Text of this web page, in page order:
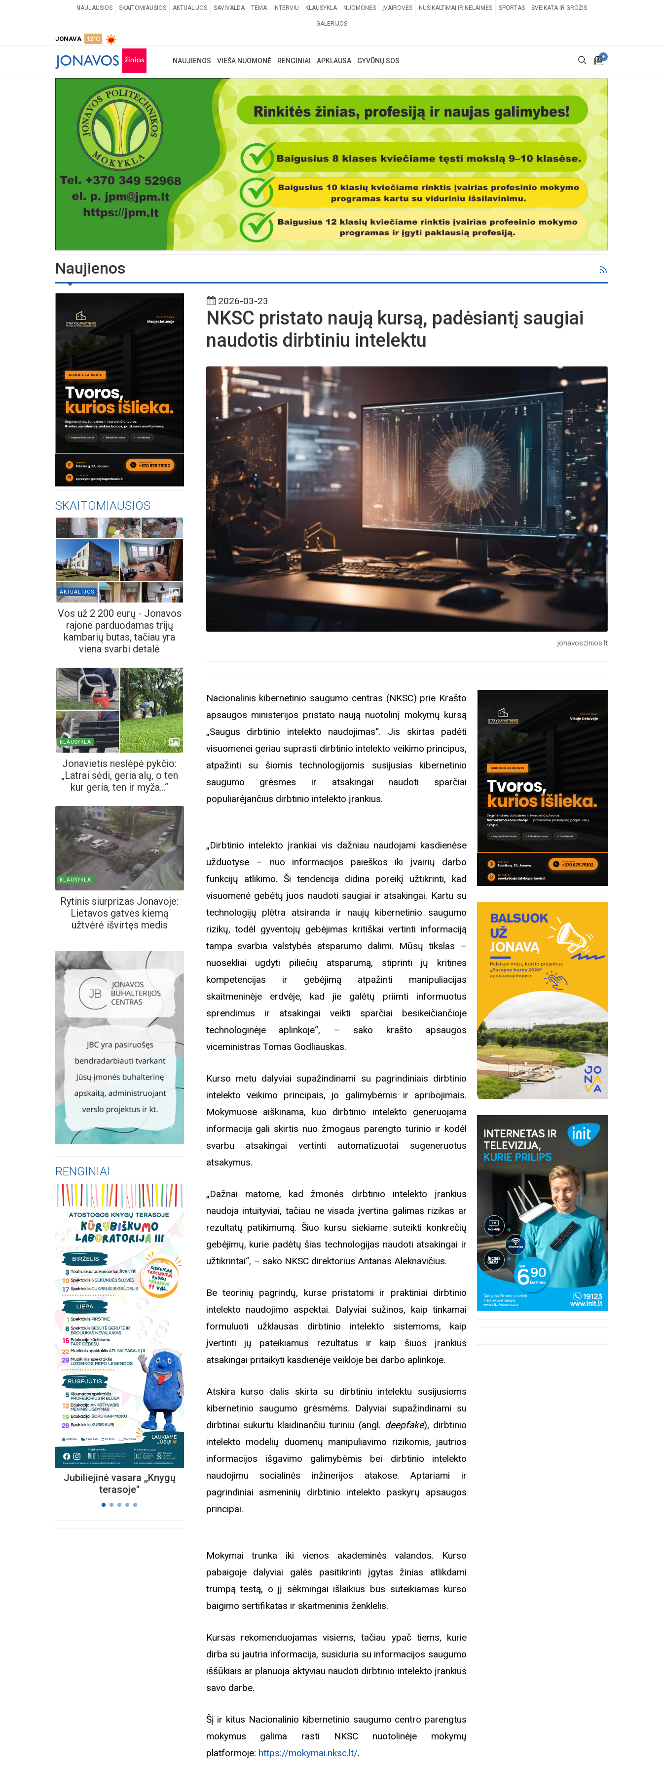
NAUJAUSIOS SKAITOMIAUSIOS AKTUALIJOS SAVIVALDA TEMA INTERVIU KLAUSYKLA NUOMONĖS ĮVAIROVĖS NUSIKALTIMAI IR NELAIMĖS SPORTAS SVEIKATA IR GROŽIS
GALERIJOS
JONAVA 12°C
+
NAUJIENOS VIEŠA NUOMONĖ RENGINIAI APKLAUSA GYVŪNŲ SOS
Naujienos
SKAITOMIAUSIOS
AKTUALIJOS
Vos už 2 200 eurų - Jonavos
rajone parduodamas trijų
kambarių butas, tačiau yra
viena svarbi detalė
KLAUSYKLA
Jonavietis neslėpė pykčio:
„Latrai sėdi, geria alų, o ten
kur geria, ten ir myža...“
KLAUSYKLA
Rytinis siurprizas Jonavoje:
Lietavos gatvės kiemą
užtvėrė išvirtęs medis
RENGINIAI
Jubiliejinė vasara ,,Knygų
terasoje"
„Nusišypsok mums,
Viešpatie“. Legendinio
spektaklio kelionė“
Biblioteka kviečia į renginius
rugpjūčio mėnesį
2026-03-23
NKSC pristato naują kursą, padėsiantį saugiai
naudotis dirbtiniu intelektu
jonavoszinios.lt
Nacionalinis kibernetinio saugumo centras (NKSC) prie Krašto
apsaugos ministerijos pristato naują nuotolinį mokymų kursą
„Saugus dirbtinio intelekto naudojimas“. Jis skirtas padėti
visuomenei geriau suprasti dirbtinio intelekto veikimo principus,
atpažinti su šiomis technologijomis susijusias kibernetinio
saugumo grėsmes ir atsakingai naudoti sparčiai
populiarėjančius dirbtinio intelekto įrankius.
„Dirbtinio intelekto įrankiai vis dažniau naudojami kasdienėse
užduotyse – nuo informacijos paieškos iki įvairių darbo
funkcijų atlikimo. Ši tendencija didina poreikį užtikrinti, kad
visuomenė gebėtų juos naudoti saugiai ir atsakingai. Kartu su
technologijų plėtra atsiranda ir naujų kibernetinio saugumo
rizikų, todėl gyventojų gebėjimas kritiškai vertinti informaciją
tampa svarbia valstybės atsparumo dalimi. Mūsų tikslas –
nuosekliai ugdyti piliečių atsparumą, stiprinti jų kritines
kompetencijas ir gebėjimą atpažinti manipuliacijas
skaitmeninėje erdvėje, kad jie galėtų priimti informuotus
sprendimus ir atsakingai veikti sparčiai besikeičiančioje
technologinėje aplinkoje“, – sako krašto apsaugos
viceministras Tomas Godliauskas.
Kurso metu dalyviai supažindinami su pagrindiniais dirbtinio
intelekto veikimo principais, jo galimybėmis ir apribojimais.
Mokymuose aiškinama, kuo dirbtinio intelekto generuojama
informacija gali skirtis nuo žmogaus parengto turinio ir kodėl
svarbu atsakingai vertinti automatizuotai sugeneruotus
atsakymus.
„Dažnai matome, kad žmonės dirbtinio intelekto įrankius
naudoja intuityviai, tačiau ne visada įvertina galimas rizikas ar
rezultatų patikimumą. Šiuo kursu siekiame suteikti konkrečių
gebėjimų, kurie padėtų šias technologijas naudoti atsakingai ir
užtikrintai“, – sako NKSC direktorius Antanas Aleknavičius.
Be teorinių pagrindų, kurse pristatomi ir praktiniai dirbtinio
intelekto naudojimo aspektai. Dalyviai sužinos, kaip tinkamai
formuluoti užklausas dirbtinio intelekto sistemoms, kaip
įvertinti jų pateikiamus rezultatus ir kaip šiuos įrankius
atsakingai pritaikyti kasdienėje veikloje bei darbo aplinkoje.
Atskira kurso dalis skirta su dirbtiniu intelektu susijusioms
kibernetinio saugumo grėsmėms. Dalyviai supažindinami su
dirbtinai sukurtu klaidinančiu turiniu (angl. deepfake), dirbtinio
intelekto modelių duomenų manipuliavimo rizikomis, jautrios
informacijos išgavimo galimybėmis bei dirbtinio intelekto
naudojimu socialinės inžinerijos atakose. Aptariami ir
pagrindiniai asmeninių dirbtinio intelekto paskyrų apsaugos
principai.
Mokymai trunka iki vienos akademinės valandos. Kurso
pabaigoje dalyviai galės pasitikrinti įgytas žinias atlikdami
trumpą testą, o jį sėkmingai išlaikius bus suteikiamas kurso
baigimo sertifikatas ir skaitmeninis ženklelis.
Kursas rekomenduojamas visiems, tačiau ypač tiems, kurie
dirba su jautria informacija, susiduria su informacijos saugumo
iššūkiais ar planuoja aktyviau naudoti dirbtinio intelekto įrankius
savo darbe.
Šį ir kitus Nacionalinio kibernetinio saugumo centro parengtus
mokymus galima rasti NKSC nuotolinėje mokymų
platformoje: https://mokymai.nksc.lt/.